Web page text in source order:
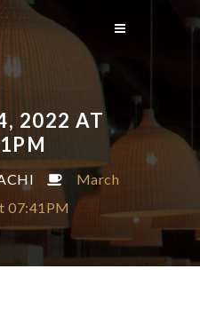
2022 AT
March
07:41PM